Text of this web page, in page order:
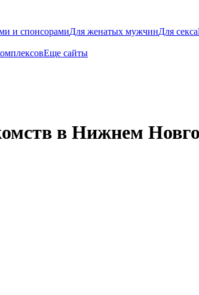
и спонсорамиДля женатых мужчинДля секса
Еще сайты
в Нижнем